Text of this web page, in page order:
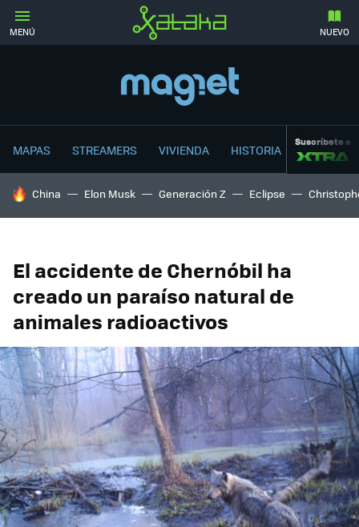
MENÚ NUEVO
MAPAS STREAMERS VIVIENDA HISTORIA Suscríbete a
HOY SE HABLA DE
China Elon Musk Generación Z Eclipse
El accidente de Chernóbil ha
creado un paraíso natural de
animales radioactivos